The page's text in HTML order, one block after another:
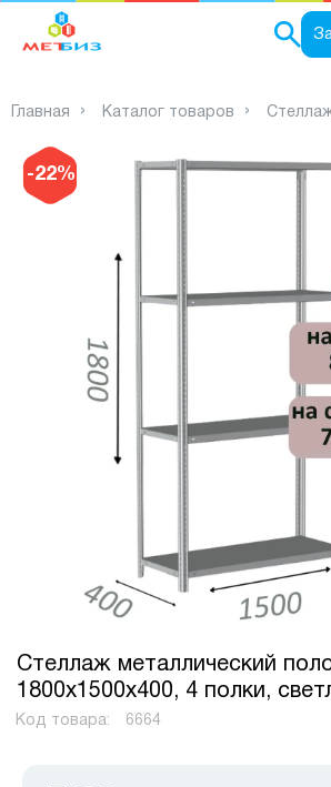
Главная Каталог товаров
-22%
Стеллаж металлический
1800х1500х400, 4 полки,
Код товара: 6664